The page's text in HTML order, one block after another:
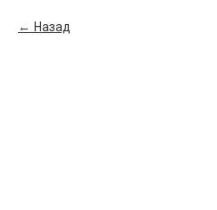
Назад